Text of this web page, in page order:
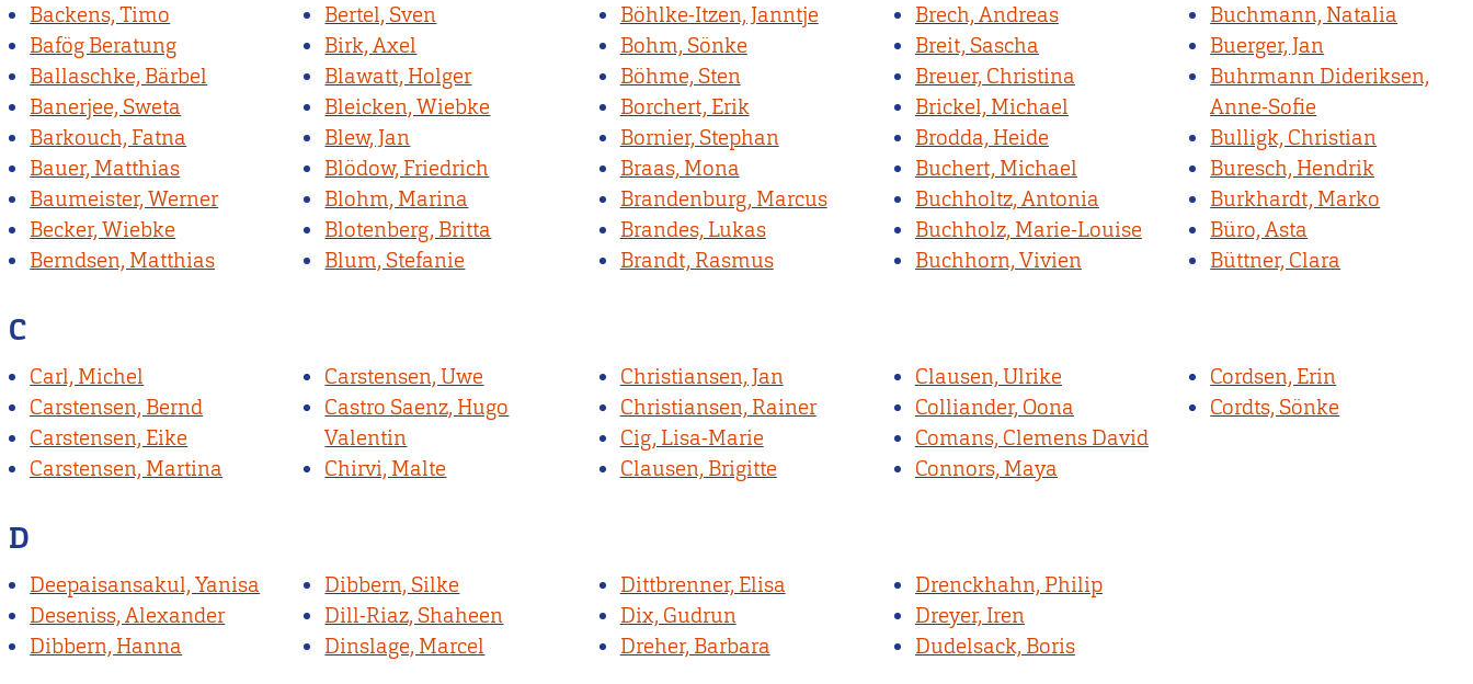
Backens, Timo
Bafög Beratung
Ballaschke, Bärbel
Banerjee, Sweta
Barkouch, Fatna
Bauer, Matthias
Baumeister, Werner
Becker, Wiebke
Berndsen, Matthias
Bertel, Sven
Birk, Axel
Blawatt, Holger
Bleicken, Wiebke
Blew, Jan
Blödow, Friedrich
Blohm, Marina
Blotenberg, Britta
Blum, Stefanie
Böhlke-Itzen, Janntje
Bohm, Sönke
Böhme, Sten
Borchert, Erik
Bornier, Stephan
Braas, Mona
Brandenburg, Marcus
Brandes, Lukas
Brandt, Rasmus
Brech, Andreas
Breit, Sascha
Breuer, Christina
Brickel, Michael
Brodda, Heide
Buchert, Michael
Buchholtz, Antonia
Buchholz, Marie-Louise
Buchhorn, Vivien
Buchmann, Natalia
Buerger, Jan
Buhrmann Dideriksen,
Anne-Sofie
Bulligk, Christian
Buresch, Hendrik
Burkhardt, Marko
Büro, Asta
Büttner, Clara
C
Carl, Michel
Carstensen, Bernd
Carstensen, Eike
Carstensen, Martina
Carstensen, Uwe
Castro Saenz, Hugo
Valentin
Chirvi, Malte
Christiansen, Jan
Christiansen, Rainer
Cig, Lisa-Marie
Clausen, Brigitte
Clausen, Ulrike
Colliander, Oona
Comans, Clemens David
Connors, Maya
Cordsen, Erin
Cordts, Sönke
D
Deepaisansakul, Yanisa
Deseniss, Alexander
Dibbern, Hanna
Dibbern, Silke
Dill-Riaz, Shaheen
Dinslage, Marcel
Dittbrenner, Elisa
Dix, Gudrun
Dreher, Barbara
Drenckhahn, Philip
Dreyer, Iren
Dudelsack, Boris